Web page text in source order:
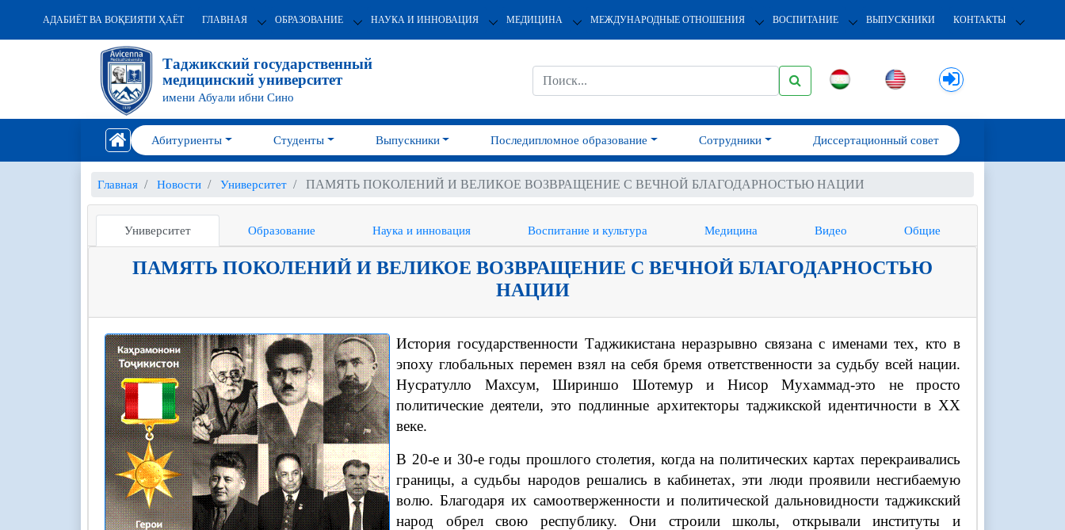
АДАБИЁТ ВА ВОҚЕИЯТИ ҲАЁТ ГЛАВНАЯ ОБРАЗОВАНИЕ НАУКА И ИННОВАЦИЯ МЕДИЦИНА МЕЖДУНАРОДНЫЕ ОТНОШЕНИЯ ВОСПИТАНИЕ ВЫПУСКНИКИ КОНТАКТЫ
Таджикский государственный
медицинский университет
имени Абуали ибни Сино
Абитуриенты Студенты Выпускники Последипломное образование Сотрудники Диссертационный совет
Главная Новости Университет ПАМЯТЬ ПОКОЛЕНИЙ И ВЕЛИКОЕ ВОЗВРАЩЕНИЕ С ВЕЧНОЙ БЛАГОДАРНОСТЬЮ НАЦИИ
Университет Образование Наука и инновация Воспитание и культура Медицина Видео Общие
ПАМЯТЬ ПОКОЛЕНИЙ И ВЕЛИКОЕ ВОЗВРАЩЕНИЕ С ВЕЧНОЙ БЛАГОДАРНОСТЬЮ
НАЦИИ
История государственности Таджикистана неразрывно связана с именами тех, кто в
эпоху глобальных перемен взял на себя бремя ответственности за судьбу всей нации.
Нусратулло Махсум, Шириншо Шотемур и Нисор Мухаммад-это не просто
политические деятели, это подлинные архитекторы таджикской идентичности в XX
веке.
В 20-е и 30-е годы прошлого столетия, когда на политических картах перекраивались
границы, а судьбы народов решались в кабинетах, эти люди проявили несгибаемую
волю. Благодаря их самоотверженности и политической дальновидности таджикский
народ обрел свою республику. Они строили школы, открывали институты и